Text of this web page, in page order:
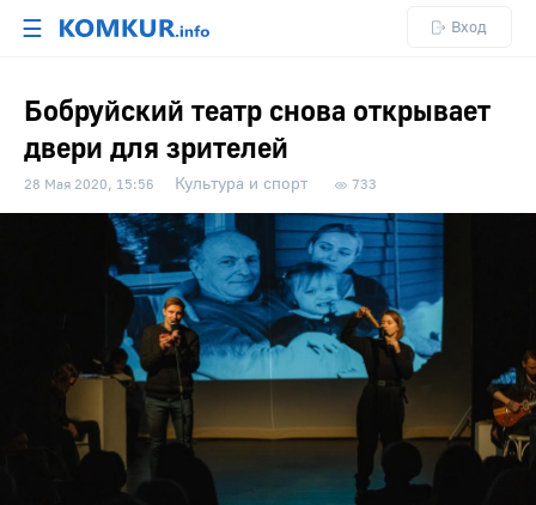
☰ Вход
Бобруйский театр снова открывает
двери для зрителей
28 Мая 2020, 15:56 Культура и спорт 733